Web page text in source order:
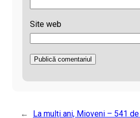
Site web
←
La mulți ani, Mioveni – 541